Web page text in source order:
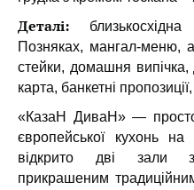
Деталі:
Позняках, мангал-меню,
стейки, домашня
карта, банкетні
«КазаН ДиваН» —
європейської кухонь
відкрито дві зали
прикрашеним